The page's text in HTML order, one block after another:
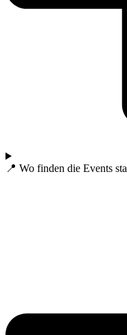
📍 Wo finden die Events